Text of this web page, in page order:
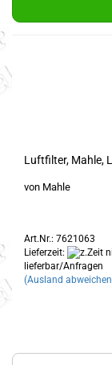
Luftfilter, Mahle,
von Mahle
Art.Nr.: 7621063
Lieferzeit:
lieferbar/Anfragen
(Ausland